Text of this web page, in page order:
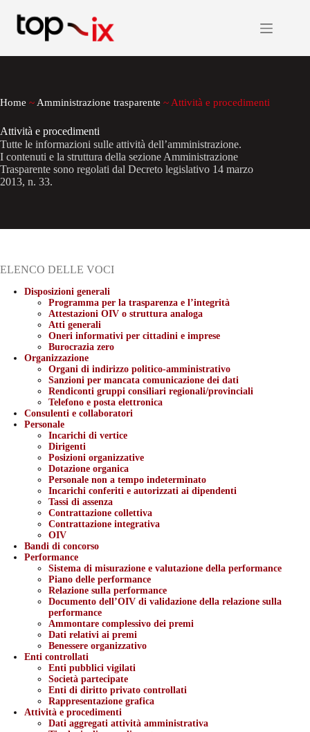
contenuto
Home ~Amministrazione trasparente ~Attività e procedimenti
Attività e procedimenti
Tutte le informazioni sulle attività dell’amministrazione.
I contenuti e la struttura della sezione Amministrazione
Trasparente sono regolati dal Decreto legislativo 14 marzo
2013, n. 33.
ELENCO DELLE VOCI
Disposizioni generali
Programma per la trasparenza e l’integrità
Attestazioni OIV o struttura analoga
Atti generali
Oneri informativi per cittadini e imprese
Burocrazia zero
Organizzazione
Organi di indirizzo politico-amministrativo
Sanzioni per mancata comunicazione dei dati
Rendiconti gruppi consiliari regionali/provinciali
Telefono e posta elettronica
Consulenti e collaboratori
Personale
Incarichi di vertice
Dirigenti
Posizioni organizzative
Dotazione organica
Personale non a tempo indeterminato
Incarichi conferiti e autorizzati ai dipendenti
Tassi di assenza
Contrattazione collettiva
Contrattazione integrativa
OIV
Bandi di concorso
Performance
Sistema di misurazione e valutazione della performance
Piano delle performance
Relazione sulla performance
Documento dell’OIV di validazione della relazione sulla
performance
Ammontare complessivo dei premi
Dati relativi ai premi
Benessere organizzativo
Enti controllati
Enti pubblici vigilati
Società partecipate
Enti di diritto privato controllati
Rappresentazione grafica
Attività e procedimenti
Dati aggregati attività amministrativa